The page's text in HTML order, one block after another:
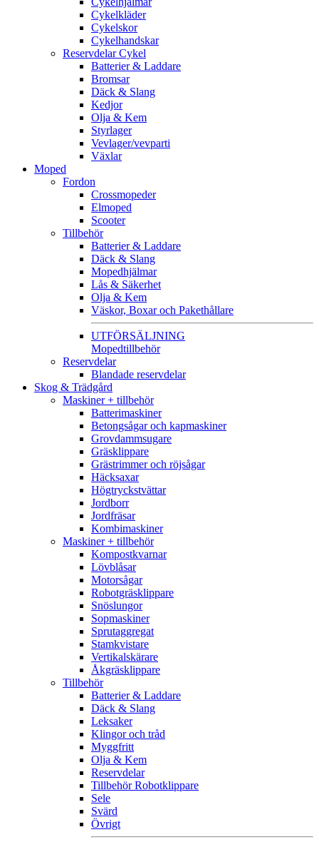
Cykelkläder
Cykelskor
Cykelhandskar
Reservdelar Cykel
Batterier & Laddare
Bromsar
Däck & Slang
Kedjor
Olja & Kem
Styrlager
Vevlager/vevparti
Växlar
Moped
Fordon
Crossmopeder
Elmoped
Scooter
Tillbehör
Batterier & Laddare
Däck & Slang
Mopedhjälmar
Lås & Säkerhet
Olja & Kem
Väskor, Boxar och Pakethållare
UTFÖRSÄLJNING
Mopedtillbehör
Reservdelar
Blandade reservdelar
Skog & Trädgård
Maskiner + tillbehör
Batterimaskiner
Betongsågar och kapmaskiner
Grovdammsugare
Gräsklippare
Grästrimmer och röjsågar
Häcksaxar
Högtryckstvättar
Jordborr
Jordfräsar
Kombimaskiner
Maskiner + tillbehör
Kompostkvarnar
Lövblåsar
Motorsågar
Robotgräsklippare
Snöslungor
Sopmaskiner
Sprutaggregat
Stamkvistare
Vertikalskärare
Åkgräsklippare
Tillbehör
Batterier & Laddare
Däck & Slang
Leksaker
Klingor och tråd
Myggfritt
Olja & Kem
Reservdelar
Tillbehör Robotklippare
Sele
Svärd
Övrigt